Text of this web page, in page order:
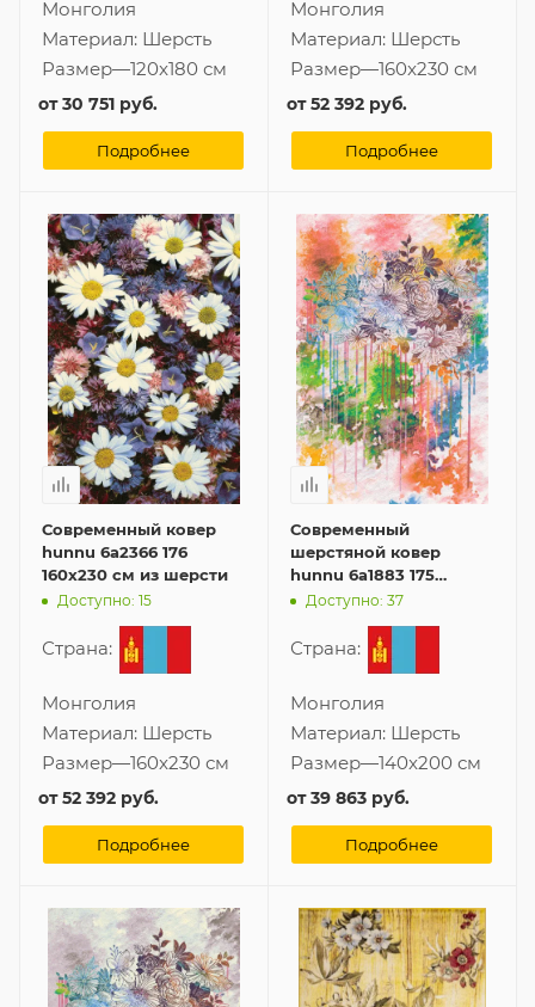
Монголия
Материал: Шерсть
Размер—120x180 см
от30 751 руб.
Подробнее
Монголия
Материал: Шерсть
Размер—160x230 см
от52 392 руб.
Подробнее
Современный ковер
hunnu 6a2366 176
160x230 см из шерсти
Доступно: 15
Страна:
Монголия
Материал: Шерсть
Размер—160x230 см
от52 392 руб.
Подробнее
Современный
шерстяной ковер
hunnu 6a1883 175
140x200 см
Доступно: 37
Страна:
Монголия
Материал: Шерсть
Размер—140x200 см
от39 863 руб.
Подробнее